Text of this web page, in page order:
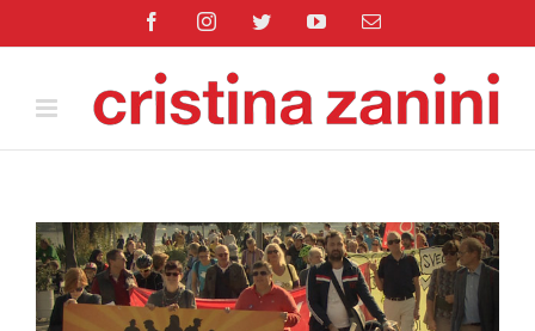
FacebookInstagramTwitterYouTubeEmail
Ingrandisci
immagine